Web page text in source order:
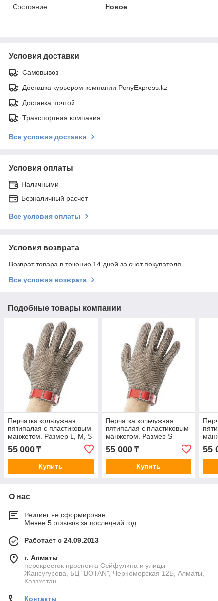
Состояние
Новое
Условия доставки
Самовывоз
Доставка курьером компании PonyExpress.kz
Доставка почтой
Транспортная компания
Все условия доставки
Условия оплаты
Наличными
Безналичный расчет
Все условия оплаты
Условия возврата
Возврат товара в течение 14 дней за счет покупателя
Все условия возврата
Подобные товары компании
Перчатка кольчужная
пятипалая с пластиковым
манжетом. Размер L, M, S
55 000 ₸
Купить
Перчатка кольчужная
пятипалая с пластиковым
манжетом. Размер S
55 000₸
Купить
55
О нас
Рейтинг не сформирован
Менее 5 отзывов за последний год
Работает с 24.09.2013
г. Алматы
перекресток проспекта Сейфулина и улицы
Жансугурова, БЦ "BOTAN", Черноморская 12Б, Алматы,
Казахстан
Контакты